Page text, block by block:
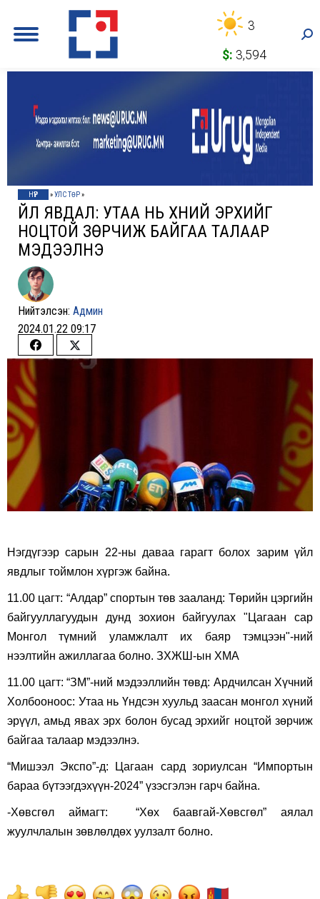
3
$: 3,594
НҮҮР »УЛС ТӨР»
ҮЙЛ ЯВДАЛ: УТАА НЬ ХҮНИЙ ЭРХИЙГ
НОЦТОЙ ЗӨРЧИЖ БАЙГАА ТАЛААР
МЭДЭЭЛНЭ
Нийтэлсэн: Админ
2024.01.22 09:17
Share
Facebook
Share
Нэгдүгээр сарын 22-ны даваа гарагт болох зарим үйл
явдлыг тоймлон хүргэж байна.
11.00 цагт: “Алдар” спортын төв зааланд: Төрийн цэргийн
байгууллагуудын дунд зохион байгуулах "Цагаан сар
Монгол түмний уламжлалт их баяр тэмцээн"-ний
нээлтийн ажиллагаа болно. ЗХЖШ-ын ХМА
11.00 цагт: “ЗМ”-ний мэдээллийн төвд: Ардчилсан Хүчний
Холбооноос: Утаа нь Үндсэн хуульд заасан монгол хүний
эрүүл, амьд явах эрх болон бусад эрхийг ноцтой зөрчиж
байгаа талаар мэдээлнэ.
“Мишээл Экспо”-д: Цагаан сард зориулсан “Импортын
бараа бүтээгдэхүүн-2024” үзэсгэлэн гарч байна.
-Хөвсгөл аймагт: “Хөх баавгай-Хөвсгөл” аялал
жуулчлалын зөвлөлдөх уулзалт болно.